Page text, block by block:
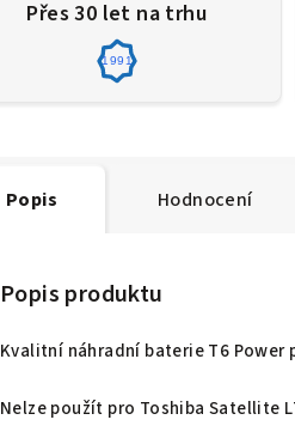
Přes 30 let na trhu
1991
Popis Hodnocení
Popis produktu
Kvalitní náhradní baterie T6
Nelze použít pro Toshiba Satellite